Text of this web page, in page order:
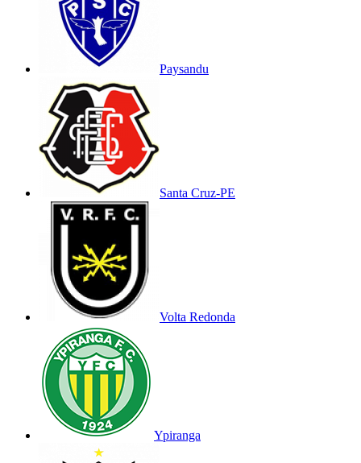
Paysandu
Santa Cruz-PE
Volta Redonda
Ypiranga